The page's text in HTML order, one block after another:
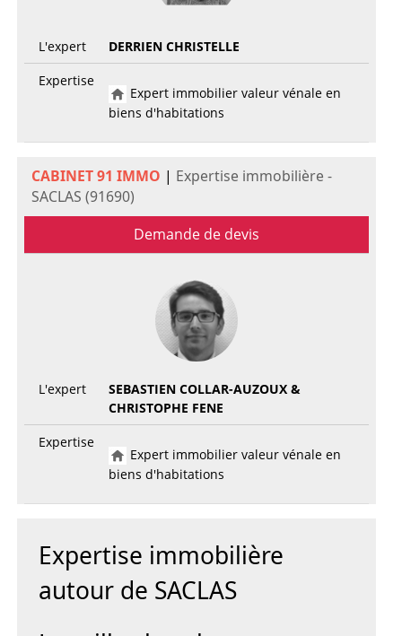
L'expert
DERRIEN CHRISTELLE
Expertise
Expert immobilier valeur vénale en
biens d'habitations
CABINET 91 IMMO | Expertise immobilière -
SACLAS (91690)
Demande de devis
L'expert
SEBASTIEN COLLAR-AUZOUX &
CHRISTOPHE FENE
Expertise
Expert immobilier valeur vénale en
biens d'habitations
Expertise immobilière
autour de SACLAS